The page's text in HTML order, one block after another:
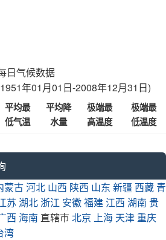
日气候数据
年01月01日-2008年12月31日)
平均最
低气温
平均降
水量
极端最
高温度
极端最
低温度
蒙古河北 山西 陕西 山东 新疆 西藏 青
苏 湖北 浙江 安徽福建 江西 湖南 贵
西 海南 直辖市北京 上海 天津 重庆
湾